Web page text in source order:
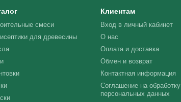
смеси
для древесины
Клиентам
Вход в личный кабинет
О нас
Оплата и доставка
Обмен и возврат
Контактная информация
Соглашение на обработку
персональных данных